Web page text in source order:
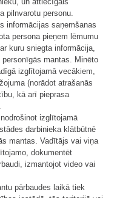
pilnvarotu personu.
informācijas saņemšanas
persona pieņem lēmumu
kuru sniegta informācija,
mantas. Minēto
izglītojamā vecākiem,
(norādot atrašanās
kā arī pieprasa
izglītojamā
darbinieka klātbūtnē
mantas. Vadītājs vai viņa
dokumentēt
izmantojot video vai
pārbaudes laikā tiek